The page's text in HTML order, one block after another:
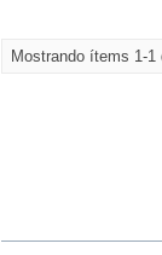
Mostrando ítems 1-1